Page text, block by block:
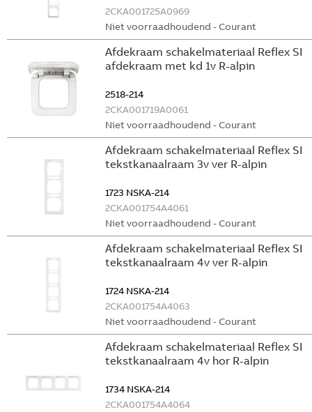
2CKA001725A0969
Niet voorraadhoudend - Courant
Afdekraam schakelmateriaal Reflex SI
afdekraam met kd 1v R-alpin
2518-214
2CKA001719A0061
Niet voorraadhoudend - Courant
Afdekraam schakelmateriaal Reflex SI
tekstkanaalraam 3v ver R-alpin
1723 NSKA-214
2CKA001754A4061
Niet voorraadhoudend - Courant
Afdekraam schakelmateriaal Reflex SI
tekstkanaalraam 4v ver R-alpin
1724 NSKA-214
2CKA001754A4063
Niet voorraadhoudend - Courant
Afdekraam schakelmateriaal Reflex SI
tekstkanaalraam 4v hor R-alpin
1734 NSKA-214
2CKA001754A4064